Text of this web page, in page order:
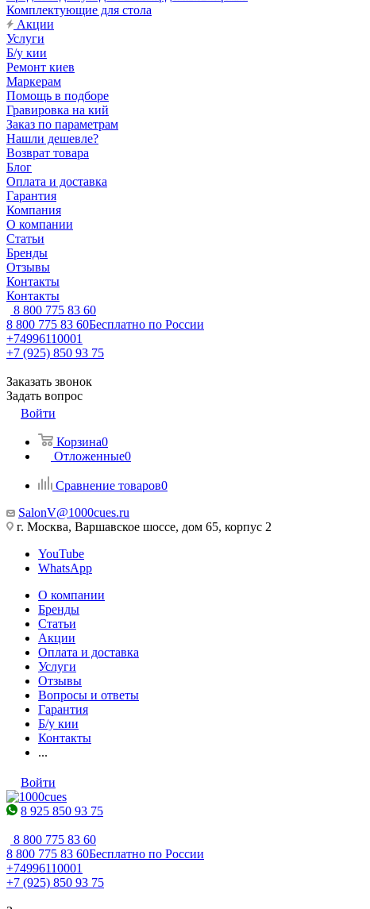
Комплектующие для стола
Акции
Услуги
Б/у кии
Ремонт киев
Маркерам
Помощь в подборе
Гравировка на кий
Заказ по параметрам
Нашли дешевле?
Возврат товара
Блог
Оплата и доставка
Гарантия
Компания
О компании
Статьи
Бренды
Отзывы
Контакты
Контакты
8 800 775 83 60
8 800 775 83 60Бесплатно по России
+74996110001
+7 (925) 850 93 75
Заказать звонок
Задать вопрос
Войти
Корзина0
Отложенные0
Сравнение товаров0
SalonV@1000cues.ru
г. Москва, Варшавское шоссе, дом 65, корпус 2
YouTube
WhatsApp
О компании
Бренды
Статьи
Акции
Оплата и доставка
Услуги
Отзывы
Вопросы и ответы
Гарантия
Б/у кии
Контакты
...
Войти
8 925 850 93 75
8 800 775 83 60
8 800 775 83 60Бесплатно по России
+74996110001
+7 (925) 850 93 75